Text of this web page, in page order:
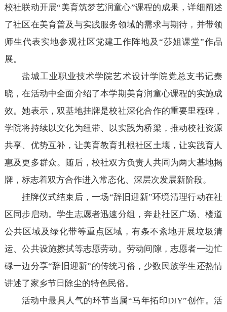
校社联动开展“美育筑梦艺润童心”课程的成果，详细阐述
了社区在美育普及与实践服务领域的需求与期待，并带领
师生代表实地参观社区党建工作阵地及“莎姐课堂”作品
展。
盐城工业职业技术学院艺术设计学院党总支书记秦
晓，在活动中全面介绍了本学期美育润童心课程的实施成
效。她表示，双基地挂牌是校社深化合作的重要里程碑，
学院将持续以文化为纽带、以实践为桥梁，推动校社资源
共享、优势互补，让美育教育扎根社区土壤，让实践育人
惠及更多群众。随后，校社双方负责人共同为两大基地揭
牌，标志着双方合作进入常态化、深层次发展新阶段。
挂牌仪式结束后，一场“辞旧迎新”环境清理行动在社
区同步启动。学生志愿者迅速分组，奔赴社区广场、楼道
公共区域及绿化带等重点区域，有条不紊地开展垃圾清
运、公共设施擦拭等志愿劳动。劳动间隙，志愿者一边忙
碌一边分享“辞旧迎新”的传统习俗，少数民族学生还热情
讲述了家乡节日除尘的特色民俗。
活动中最具人气的环节当属“马年拓印DIY”创作。活